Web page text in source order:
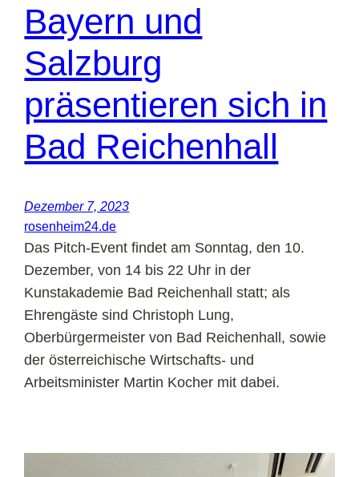
Bayern und
Salzburg
präsentieren sich in
Bad Reichenhall
Dezember 7, 2023
rosenheim24.de
Das Pitch-Event findet am Sonntag, den 10.
Dezember, von 14 bis 22 Uhr in der
Kunstakademie Bad Reichenhall statt; als
Ehrengäste sind Christoph Lung,
Oberbürgermeister von Bad Reichenhall, sowie
der österreichische Wirtschafts- und
Arbeitsminister Martin Kocher mit dabei.